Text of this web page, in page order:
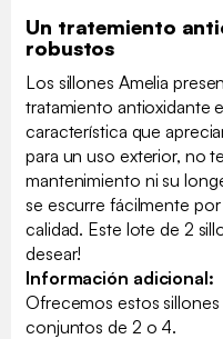
Un tratemiento
robustos
Los sillones Amelia
tratamiento antioxidante
característica que
para un uso exterior, no
mantenimiento ni su
se escurre fácilmente
calidad. Este lote de 2
desear!
Información adicional:
Ofrecemos estos
conjuntos de 2 o 4.